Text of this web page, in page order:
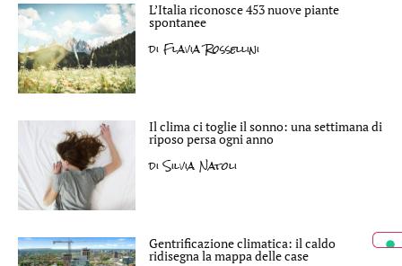
L’Italia riconosce 453 nuove piante
spontanee
di Flavia Rossellini
Il clima ci toglie il sonno: una settimana di
riposo persa ogni anno
diSilvia Natoli
Gentrificazione climatica: il caldo
ridisegna la mappa delle case